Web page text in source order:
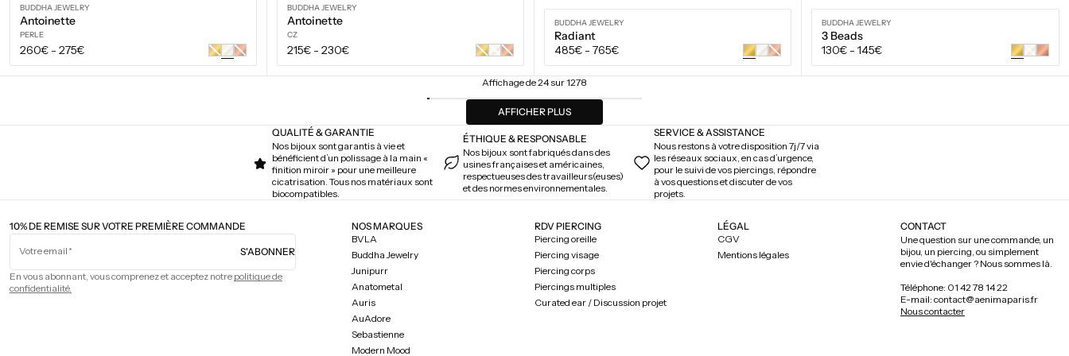
BUDDHA JEWELRY
Antoinette
PERLE
Prix
régulier
260€ - 275€
Or
jaune
Or
VOIR LES OPTIONS
BUDDHA JEWELRY
Antoinette
CZ
Prix
régulier
215€ - 230€
Or Or Or
BUDDHA JEWELRY
Radiant
Prix
régulier
485€ - 765€
Or
1/4" (6,4mm)Variante
épuisée
indisponible
3/8" (9,5mm)Variante
épuisée
5/16" (8mm)7/16" (11mm)Variante
épuisée
AJOUTER AU PANIER
BUDDHA JEWELRY
3 Beads
Prix
régulier
130€ - 145€
Or
VOIR LES OPTIONS
Affichage de 24 sur 1278
AFFICHER PLUS
QUALITÉ & GARANTIE
Nos bijoux sont garantis à vie et
bénéficient d’un polissage à la main «
finition miroir » pour une meilleure
cicatrisation. Tous nos matériaux sont
biocompatibles.
ÉTHIQUE & RESPONSABLE
Nos bijoux sont fabriqués dans des
usines françaises et américaines,
respectueuses des travailleurs(euses)
et des normes environnementales.
SERVICE & ASSISTANCE
Nous restons à votre disposition 7j/7 via
les réseaux sociaux, en cas d’urgence,
pour le suivi de vos piercings, répondre
à vos questions et discuter de vos
projets.
10% DE REMISE SUR VOTRE PREMIÈRE COMMANDE
Votre email S'ABONNER
En vous abonnant, vous comprenez et acceptez notre politique de
confidentialité.
NOS MARQUES
BVLA
Buddha Jewelry
Junipurr
Anatometal
Auris
AuAdore
Sebastienne
Modern Mood
RDV PIERCING
Piercing oreille
Piercing visage
Piercing corps
Piercings multiples
Curated ear / Discussion projet
LÉGAL
CGV
Mentions légales
CONTACT
Une question sur une commande, un
bijou, un piercing, ou simplement
envie d'échanger ? Nous sommes là.
Téléphone: 01 42 78 14 22
E-mail: contact@aenimaparis.fr
Nous contacter